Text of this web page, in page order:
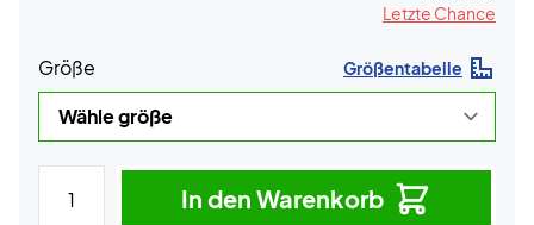
Letzte Chance
Größe Größentabelle
In den Warenkorb